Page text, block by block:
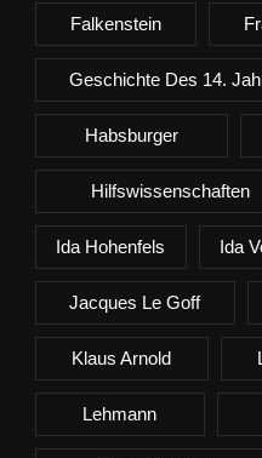
Falkenstein
Geschichte Des 14.
Habsburger
Hilfswissenschaften
Ida Hohenfels Ida
Jacques Le Goff
Klaus Arnold
Lehmann